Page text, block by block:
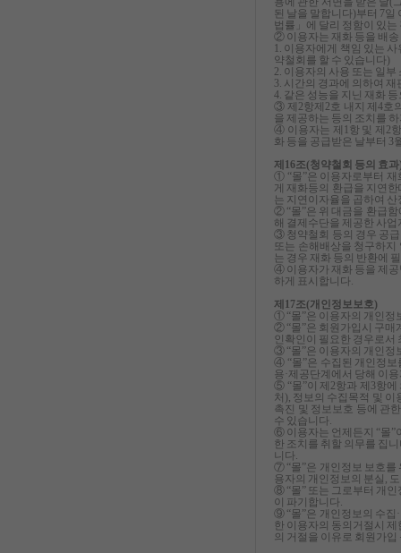
된 날을 말합니다)부터 7
법률」에 달리 정함이 있
② 이용자는 재화 등을 배송
1. 이용자에게 책임 있는
약철회를 할 수 있습니다)
2. 이용자의 사용 또는 일
3. 시간의 경과에 의하여
4. 같은 성능을 지닌 재화
③ 제2항제2호 내지 제4호
을 제공하는 등의 조치를
④ 이용자는 제1항 및 제2
화 등을 공급받은 날부터 3
제16조(청약철회 등의 효
① “몰”은 이용자로부터 재
게 재화등의 환급을 지연
는 지연이자율을 곱하여
② “몰”은 위 대금을 환급
해 결제수단을 제공한 사
③ 청약철회 등의 경우 공급
또는 손해배상을 청구하
는 경우 재화 등의 반환에
④ 이용자가 재화 등을 제공
하게 표시합니다.
제17조(개인정보보호)
① “몰”은 이용자의 개인정
② “몰”은 회원가입시 구매
인확인이 필요한 경우로서
③ “몰”은 이용자의 개인정
④ “몰”은 수집된 개인정보
용·제공단계에서 당해 이
⑤ “몰”이 제2항과 제3항에
처), 정보의 수집목적 및
촉진 및 정보보호 등에 관
수 있습니다.
⑥ 이용자는 언제든지 “몰”
한 조치를 취할 의무를 집
니다.
⑦ “몰”은 개인정보 보호를
용자의 개인정보의 분실,
⑧ “몰” 또는 그로부터 개
이 파기합니다.
⑨ “몰”은 개인정보의 수집
한 이용자의 동의거절시
의 거절을 이유로 회원가